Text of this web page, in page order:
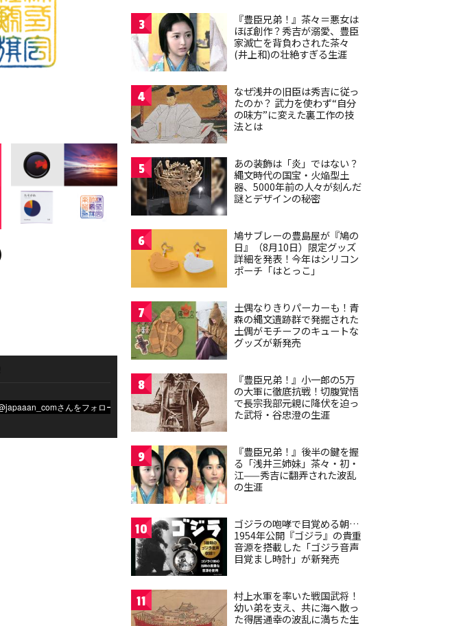
3
『豊臣兄弟！』茶々＝悪女は
ほぼ創作？秀吉が溺愛、豊臣
家滅亡を背負わされた茶々
(井上和)の壮絶すぎる生涯
4
なぜ浅井の旧臣は秀吉に従っ
たのか？ 武力を使わず“自分
の味方”に変えた裏工作の技
法とは
5
あの装飾は「炎」ではない？
縄文時代の国宝・火焔型土
器、5000年前の人々が刻んだ
謎とデザインの秘密
6
鳩サブレーの豊島屋が『鳩の
日』（8月10日）限定グッズ
詳細を発表！今年はシリコン
ポーチ「はとっこ」
7
土偶なりきりパーカーも！青
森の縄文遺跡群で発掘された
土偶がモチーフのキュートな
グッズが新発売
8
『豊臣兄弟！』小一郎の5万
の大軍に徹底抗戦！切腹覚悟
で長宗我部元親に降伏を迫っ
た武将・谷忠澄の生涯
9
『豊臣兄弟！』後半の鍵を握
る「浅井三姉妹」茶々・初・
江——秀吉に翻弄された波乱
の生涯
10
ゴジラの咆哮で目覚める朝…
1954年公開『ゴジラ』の貴重
音源を搭載した「ゴジラ音声
目覚まし時計」が新発売
11
村上水軍を率いた戦国武将！
幼い弟を支え、共に海へ散っ
た得居通幸の波乱に満ちた生